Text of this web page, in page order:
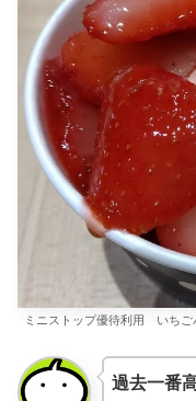
ミニストップ優待利用 いちご
過去一番